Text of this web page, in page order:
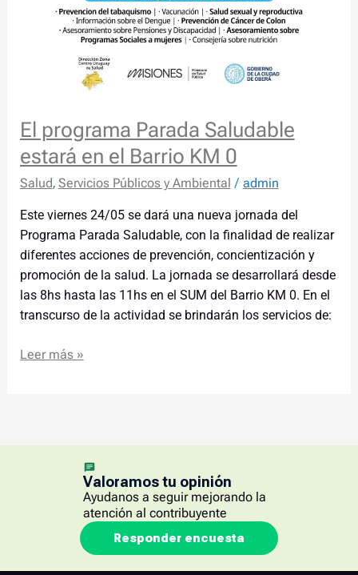
El programa Parada Saludable
estará en el Barrio KM 0
Salud, Servicios Públicos y Ambiental / admin
Este viernes 24/05 se dará una nueva jornada del
Programa Parada Saludable, con la finalidad de realizar
diferentes acciones de prevención, concientización y
promoción de la salud. La jornada se desarrollará desde
las 8hs hasta las 11hs en el SUM del Barrio KM 0. En el
transcurso de la actividad se brindarán los servicios de:
Leer más »
Valoramos tu opinión
Ayudanos a seguir mejorando la
atención al contribuyente
Responder encuesta